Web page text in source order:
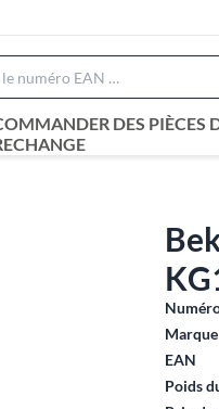
DES PIÈCES
EAN
Poids